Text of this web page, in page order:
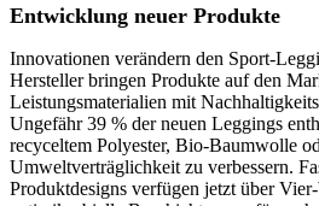
Entwicklung neuer Produkte
Innovationen verändern den Sport-
Hersteller bringen Produkte auf den
Leistungsmaterialien mit
Ungefähr 39 % der neuen Leggings
recyceltem Polyester, Bio-Baumwolle
Umweltverträglichkeit zu verbessern.
Produktdesigns verfügen jetzt über